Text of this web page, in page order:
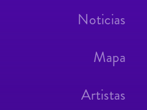
Noticias
Mapa
Artistas